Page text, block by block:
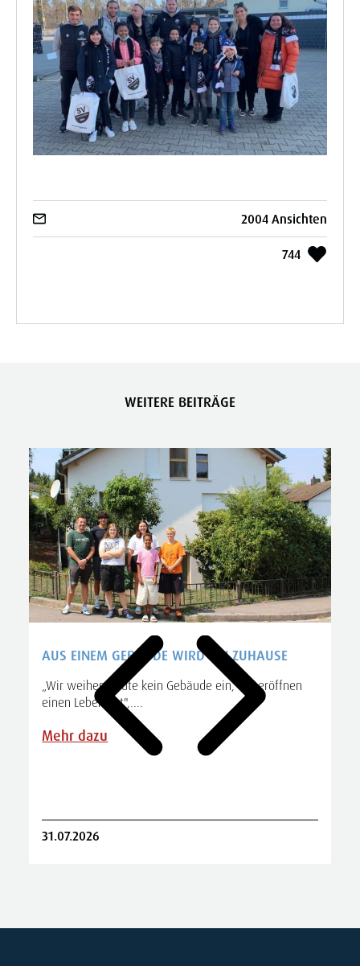
2004 Ansichten
744
WEITERE BEITRÄGE
AUS EINEM GEBÄUDE WIRD EIN ZUHAUSE
„Wir weihen heute kein Gebäude ein, wir eröffnen
einen Lebensort",....
Mehr dazu
31.07.2026